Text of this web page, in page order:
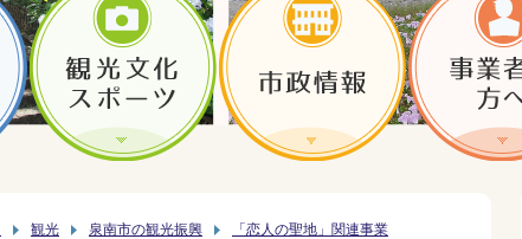
観光 泉南市の観光振興
「恋人の聖地」関連事業